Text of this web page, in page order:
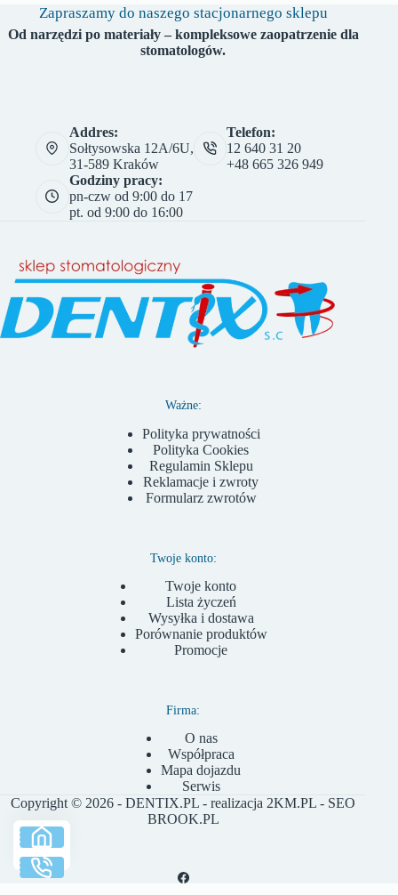
Zapraszamy do naszego stacjonarnego sklepu
Od narzędzi po materiały – kompleksowe zaopatrzenie dla
stomatologów.
Addres:
Sołtysowska 12A/6U,
31-589 Kraków
Telefon:
12 640 31 20
+48 665 326 949
Godziny pracy:
pn-czw od 9:00 do 17
pt. od 9:00 do 16:00
Ważne:
Polityka prywatności
Polityka Cookies
Regulamin Sklepu
Reklamacje i zwroty
Formularz zwrotów
Twoje konto:
Twoje konto
Lista życzeń
Wysyłka i dostawa
Porównanie produktów
Promocje
Firma:
O nas
Współpraca
Mapa dojazdu
Serwis
Copyright © 2026 - DENTIX.PL - realizacja 2KM.PL - SEO
BROOK.PL